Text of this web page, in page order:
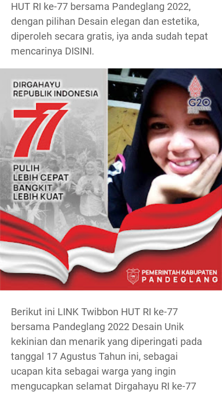
HUT RI ke-77 bersama Pandeglang 2022,
dengan pilihan Desain elegan dan estetika,
diperoleh secara gratis, iya anda sudah tepat
mencarinya DISINI.
Berikut ini LINK Twibbon HUT RI ke-77
bersama Pandeglang 2022 Desain Unik
kekinian dan menarik yang diperingati pada
tanggal 17 Agustus Tahun ini, sebagai
ucapan kita sebagai warga yang ingin
mengucapkan selamat Dirgahayu RI ke-77